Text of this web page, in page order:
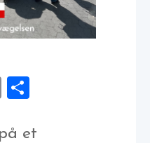
Copy
et